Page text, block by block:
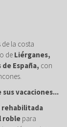
la costa
de Liérganes,
España, con
vacaciones...
rehabilitada
roble para